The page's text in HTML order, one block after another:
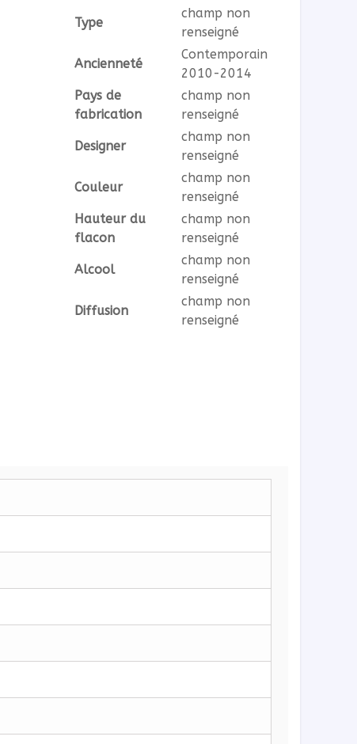
Type
champ non
renseigné
Ancienneté
Contemporain
2010-2014
Pays de
fabrication
champ non
renseigné
Designer
champ non
renseigné
Couleur
champ non
renseigné
Hauteur du
flacon
champ non
renseigné
Alcool
champ non
renseigné
Diffusion
champ non
renseigné